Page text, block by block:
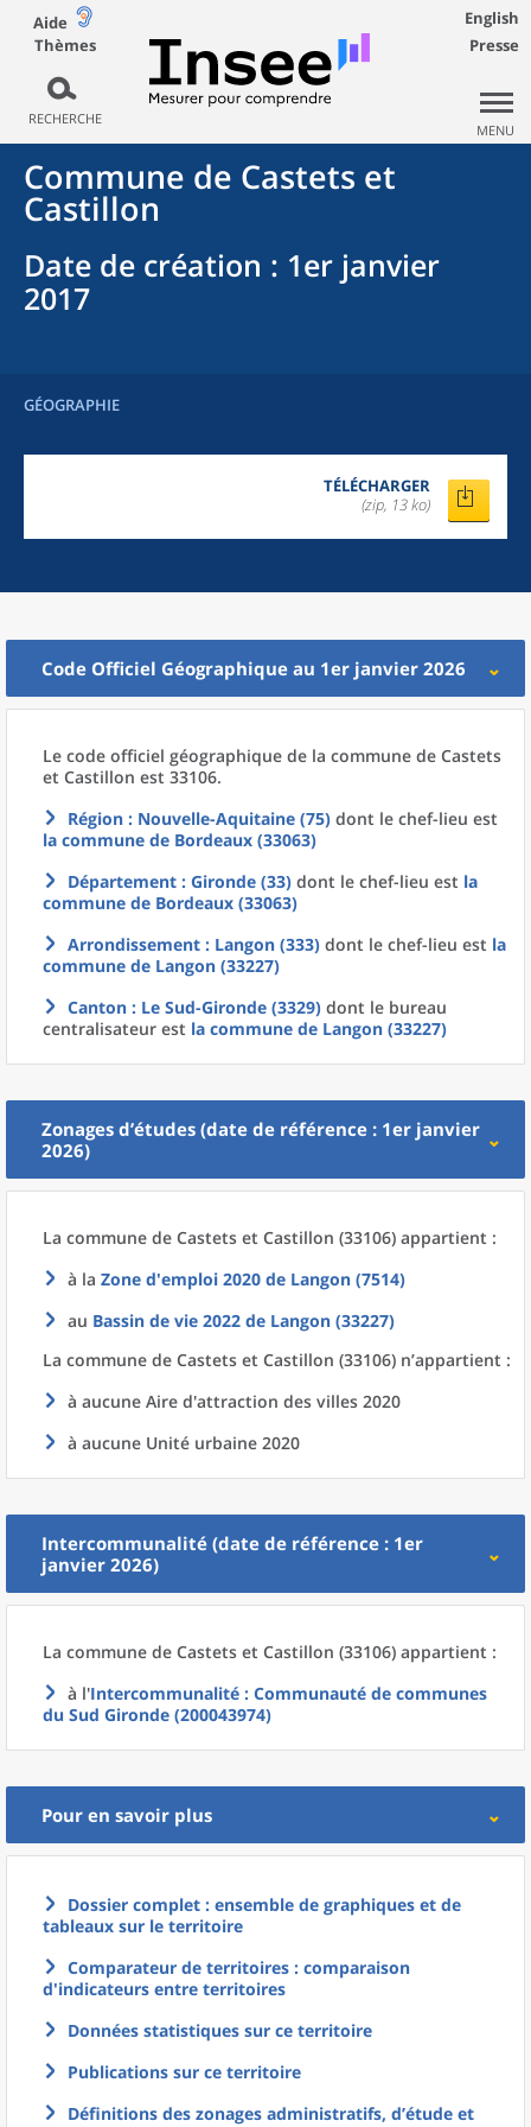
Aide
Thèmes
RECHERCHE
English
Presse
MENU
Commune de Castets et
Castillon
Date de création : 1er janvier
2017
GÉOGRAPHIE
TÉLÉCHARGER
(zip, 13 ko)
Code Officiel Géographique au 1er janvier 2026
Le code officiel géographique de la commune de Castets
et Castillon est 33106.
Région : Nouvelle-Aquitaine (75) dont le chef-lieu est
la commune de Bordeaux (33063)
Département : Gironde (33) dont le chef-lieu est la
commune de Bordeaux (33063)
Arrondissement : Langon (333) dont le chef-lieu est la
commune de Langon (33227)
Canton : Le Sud-Gironde (3329) dont le bureau
centralisateur est la commune de Langon (33227)
Zonages d’études (date de référence : 1er janvier
2026)
La commune de Castets et Castillon (33106) appartient :
à la Zone d'emploi 2020 de Langon (7514)
au Bassin de vie 2022 de Langon (33227)
La commune de Castets et Castillon (33106) n’appartient :
à aucune Aire d'attraction des villes 2020
à aucune Unité urbaine 2020
Intercommunalité (date de référence : 1er
janvier 2026)
La commune de Castets et Castillon (33106) appartient :
à l'Intercommunalité : Communauté de communes
du Sud Gironde (200043974)
Pour en savoir plus
Dossier complet : ensemble de graphiques et de
tableaux sur le territoire
Comparateur de territoires : comparaison
d'indicateurs entre territoires
Données statistiques sur ce territoire
Publications sur ce territoire
Définitions des zonages administratifs, d’étude et